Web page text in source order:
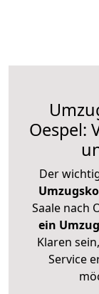
Oespel:
Der
Saale nach
ein
Klaren
Service